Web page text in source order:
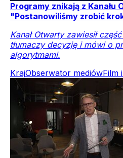
Programy znikają z Kanału
"Postanowiliśmy zrobić
Kanał Otwarty zawiesił
tłumaczy decyzję i mówi o
algorytmami.
KrajObserwator mediówFilm